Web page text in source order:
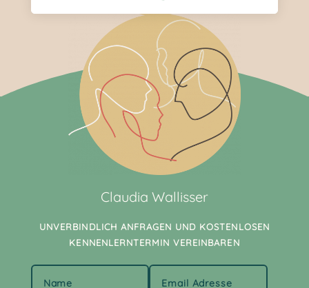
Claudia Wallisser
UNVERBINDLICH ANFRAGEN UND KOSTENLOSEN
KENNENLERNTERMIN VEREINBAREN
Alternative: